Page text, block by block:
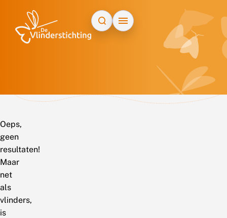
Oeps,
geen
resultaten!
Maar
net
als
vlinders,
is